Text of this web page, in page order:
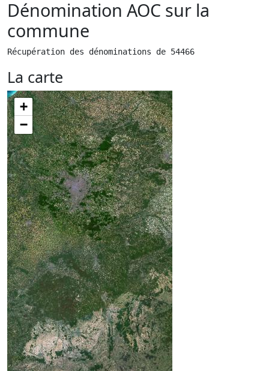
Dénomination AOC sur la
commune
Récupération des dénominations de 54466
La carte
+
−